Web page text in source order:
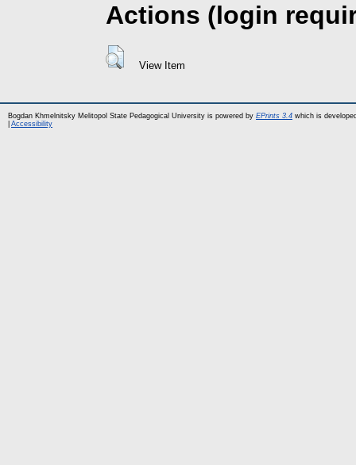
Actions (login
View Item
Bogdan Khmelnitsky Melitopol State Pedagogical University is powered by EPrints 3.4 which is
Accessibility